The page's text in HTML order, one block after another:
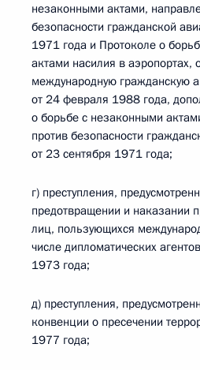
незаконными актами,
безопасности гражданской
1971 года и Протоколе о
актами насилия в
международную гражданскую
от 24 февраля 1988 года,
о борьбе с незаконными
против безопасности
от 23 сентября 1971 года;
г) преступления,
предотвращении и наказании
лиц, пользующихся
числе дипломатических
1973 года;
д) преступления,
конвенции о пресечении
1977 года;